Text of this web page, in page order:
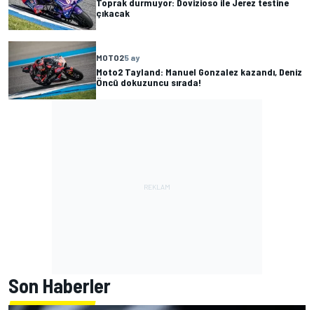
Toprak durmuyor: Dovizioso ile Jerez testine
çıkacak
MOTO25 ay
Moto2 Tayland: Manuel Gonzalez kazandı, Deniz
Öncü dokuzuncu sırada!
Son Haberler